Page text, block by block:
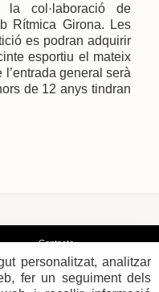
col·laboració de
Rítmica Girona. Les
es podran adquirir
esportiu el mateix
general serà
de 12 anys tindran
Contacte
Mapa de xarxes
personalitzat, analitzar
fer un seguiment dels